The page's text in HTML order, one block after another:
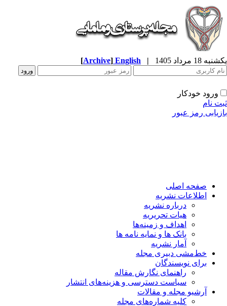
18 مرداد 1405 |
English
[Archive]
ورود خودکار
نام
رمز عبور
صفحه اصلی
اطلاعات نشریه
درباره نشریه
هیات تحریریه
اهداف و زمینه‌ها
بانک ها و نمایه نامه ها
آمار نشریه
خط‌مشی دبیری مجله
برای نویسندگان
راهنمای نگارش مقاله
سیاست دسترسی و هزینه‌های انتشار
آرشیو مجله و مقالات
کلیه شماره‌های مجله